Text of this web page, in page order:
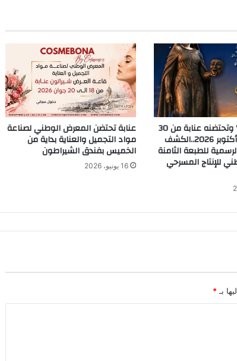
شعاره “آفاق” وتحتضنه عنابة من 30
سبتمبر إلى 5 أكتوبر 2026..الكشف
للطبعة الثامنة
للإنتاج المسرحي
عنابة تحتضن المعرض الوطني لصناعة
مواد التجميل والعناية بداية من
الخميس بفندق الشيراطون
16 يونيو، 2026
بـ*